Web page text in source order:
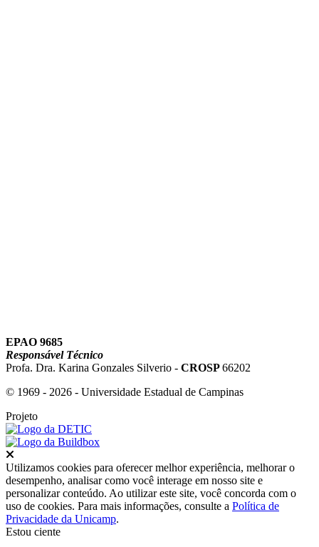
EPAO 9685
Responsável Técnico
Profa. Dra. Karina Gonzales Silverio - CROSP66202
© 1969 - 2026 - Universidade Estadual de Campinas
Projeto
Utilizamos cookies para oferecer melhor experiência, melhorar o
desempenho, analisar como você interage em nosso site e
personalizar conteúdo. Ao utilizar este site, você concorda com o
uso de cookies. Para mais informações, consulte a Política de
Privacidade da Unicamp.
Estou ciente